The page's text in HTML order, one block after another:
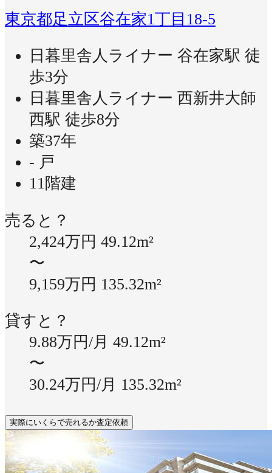
東京都足立区谷在家1丁目18-5
日暮里舎人ライナー 谷在家駅 徒
歩3分
日暮里舎人ライナー 西新井大師
西駅 徒歩8分
築37年
- 戸
11階建
売ると？
2,424万円 49.12m²
〜
9,159万円 135.32m²
貸すと？
9.88万円/月 49.12m²
〜
30.24万円/月 135.32m²
実際にいくらで売れるか査定依頼